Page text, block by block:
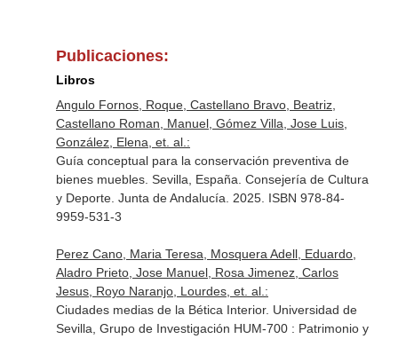
Publicaciones:
Libros
Angulo Fornos, Roque, Castellano Bravo, Beatriz,
Castellano Roman, Manuel, Gómez Villa, Jose Luis,
González, Elena, et. al.:
Guía conceptual para la conservación preventiva de
bienes muebles. Sevilla, España. Consejería de Cultura
y Deporte. Junta de Andalucía. 2025. ISBN 978-84-
9959-531-3
Perez Cano, Maria Teresa, Mosquera Adell, Eduardo,
Aladro Prieto, Jose Manuel, Rosa Jimenez, Carlos
Jesus, Royo Naranjo, Lourdes, et. al.:
Ciudades medias de la Bética Interior. Universidad de
Sevilla, Grupo de Investigación HUM-700 : Patrimonio y